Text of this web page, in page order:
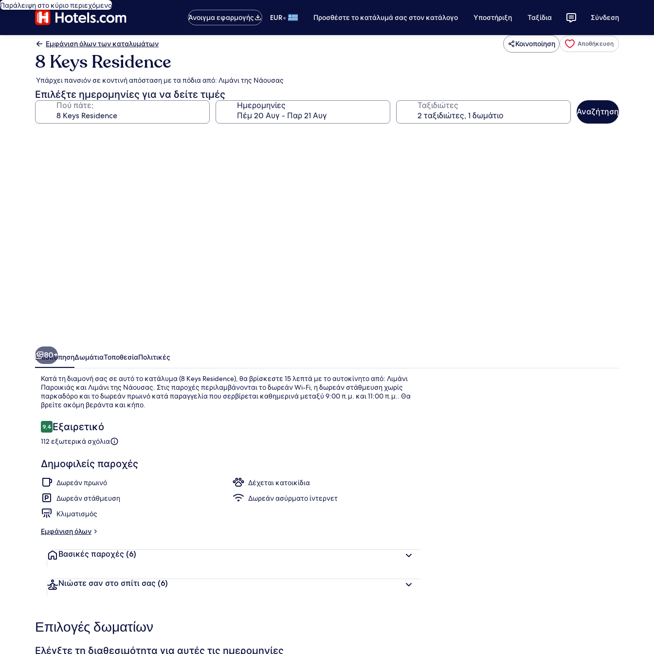
Παράλειψη στο κύριο περιεχόμενο
Άνοιγμα εφαρμογής
EUR• Προσθέστε το κατάλυμά σας στον κατάλογο Υποστήριξη Ταξίδια Σύνδεση
Εμφάνιση όλων των καταλυμάτων Κοινοποίηση Αποθήκευση
8 Keys Residence
Υπάρχει πανσιόν σε κοντινή απόσταση με τα πόδια από: Λιμάνι της Νάουσας
Επιλέξτε ημερομηνίες για να δείτε τιμές
Πού πάτε; Ημερομηνίες Ταξιδιώτες
Αναζήτηση
80+
ΕπισκόπησηΔωμάτιαΤοποθεσίαΠολιτικές
Κατά τη διαμονή σας σε αυτό το κατάλυμα (8 Keys Residence), θα βρίσκεστε 15 λεπτά με το αυτοκίνητο από: Λιμάνι
Παροικιάς και Λιμάνι της Νάουσας. Στις παροχές περιλαμβάνονται το δωρεάν Wi-Fi, η δωρεάν στάθμευση χωρίς
παρκαδόρο και το δωρεάν πρωινό κατά παραγγελία που σερβίρεται καθημερινά μεταξύ 9:00 π.μ. και 11:00 π.μ.. Θα
βρείτε ακόμη βεράντα και κήπο.
Σχόλια
9,49,4 στα 10
Εξαιρετικό
112 εξωτερικά σχόλια
Δημοφιλείς παροχές
Δωρεάν πρωινό
Δέχεται κατοικίδια
Δωρεάν στάθμευση
Δωρεάν ασύρματο ίντερνετ
Κλιματισμός
Εμφάνιση όλων
Βασικές παροχές (6)
Νιώστε σαν στο σπίτι σας (6)
Επιλογές δωματίων
Ελέγξτε τη διαθεσιμότητα για αυτές τις ημερομηνίες